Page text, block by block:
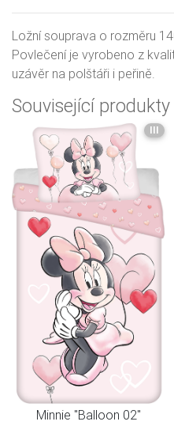
Ložní souprava o rozměru
Povlečení je vyrobeno z
uzávěr na polštáři i peřině.
Související produkty
III
Minnie "Balloon 02"